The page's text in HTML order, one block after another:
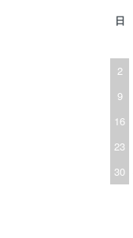
日
2
9
16
23
30